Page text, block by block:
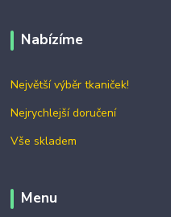
Nabízíme
Největší výběr tkaniček!
Nejrychlejší doručení
Vše skladem
Menu